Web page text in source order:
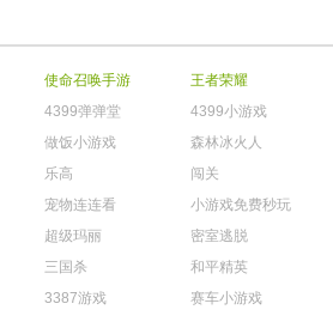
使命召唤手游 王者荣耀
4399弹弹堂 4399小游戏
做饭小游戏 森林冰火人
乐高 闯关
宠物连连看 小游戏免费秒玩
超级玛丽 密室逃脱
三国杀 和平精英
3387游戏 赛车小游戏